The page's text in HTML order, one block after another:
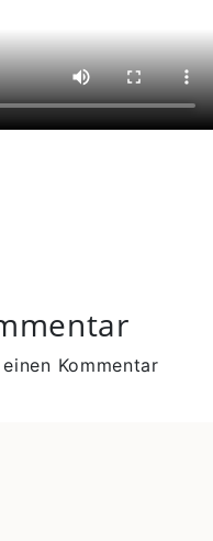
Kommentar